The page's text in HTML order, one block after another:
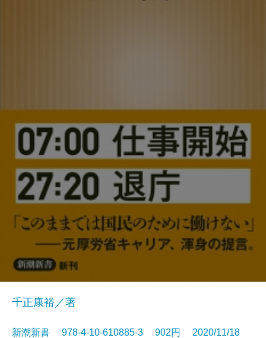
千正康裕／著
新潮新書 978-4-10-610885-3 902円 2020/11/18